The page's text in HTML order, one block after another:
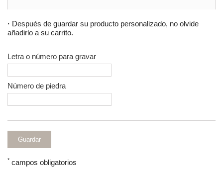
· Después de guardar su producto personalizado, no olvide
añadirlo a su carrito.
Letra o número para gravar
Número de piedra
Guardar
* campos obligatorios